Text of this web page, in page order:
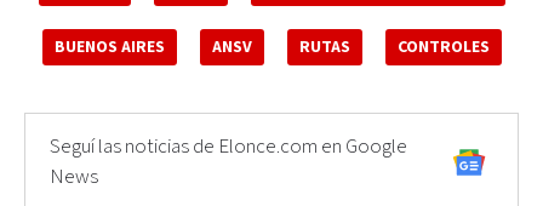
BUENOS AIRES ANSV RUTAS CONTROLES
Seguí las noticias de Elonce.com en Google
News